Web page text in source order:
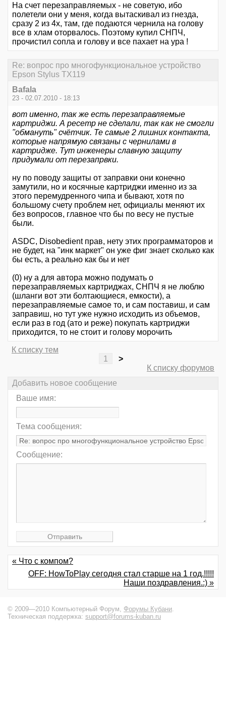
На счет перезаправляемых - не советую, ибо
полетели они у меня, когда вытаскивал из гнезда,
сразу 2 из 4х, там, где подаются чернила на голову
все в хлам оторвалось. Поэтому купил СНПЧ,
прочистил сопла и голову и все пахает на ура !
Re: вопрос про многофункциональное устройство
Epson Stylus TX119
Bafala
23 - 02.07.2010 - 18:13
вот именно, так же есть перезаправляемые
картриджи. А ресетр не сделали, так как не смогли
"обмануть" счётчик. Те самые 2 лишних контакта,
которые напрямую связаны с чернилами в
картридже. Тут инженеры славную защиту
придумали от перезапрвки.
ну по поводу защиты от заправки они конечно
замутили, но и косячные картриджи именно из за
этого перемудренного чипа и бывают, хотя по
большому счету проблем нет, официалы меняют их
без вопросов, главное что бы по весу не пустые
были.
ASDC, Disobedient прав, нету этих программаторов и
не будет, на "инк маркет" он уже фиг знает сколько как
бы есть, а реально как бы и нет
(0) ну а для автора можно подумать о
перезаправляемых картриджах, СНПЧ я не люблю
(шланги вот эти болтающиеся, емкости), а
перезаправляемые самое то, и сам поставиш, и сам
заправиш, но тут уже нужно исходить из объемов,
если раз в год (ато и реже) покупать картриджи
приходится, то не стоит и голову морочить
К списку тем
1
>
К списку форумов
Добавить новое сообщение
Ваше имя:
Тема сообщения:
Сообщение:
« Что с компом?
OFF: HowToPlay сегодня стал старше на 1 год.!!!!!
Наши поздравления.:) »
© 2009—2010 Компьютерный Форум, Форумы Кубани.
Техническая поддержка: support@forums-kuban.ru